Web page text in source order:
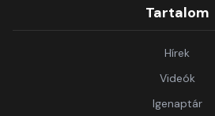
Tartalom
Hírek
Videók
Igenaptár